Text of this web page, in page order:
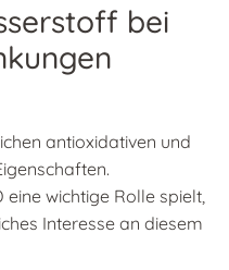
bei
antioxidativen und
wichtige Rolle spielt,
Interesse an diesem